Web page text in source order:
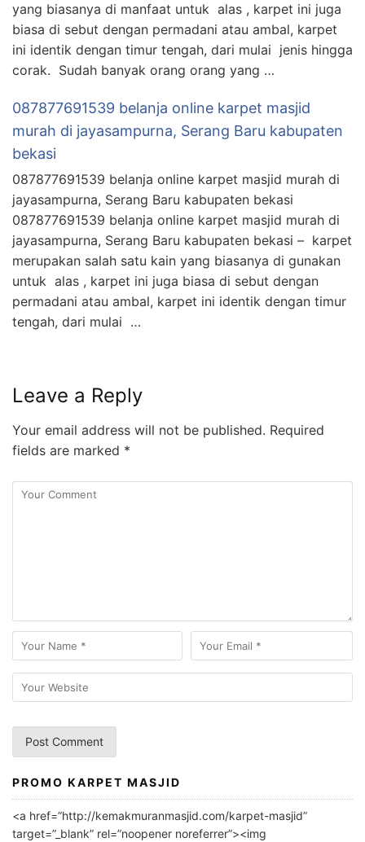
yang biasanya di manfaat untuk alas , karpet ini juga
biasa di sebut dengan permadani atau ambal, karpet
ini identik dengan timur tengah, dari mulai jenis hingga
corak. Sudah banyak orang orang yang …
087877691539 belanja online karpet masjid
murah di jayasampurna, Serang Baru kabupaten
bekasi
087877691539 belanja online karpet masjid murah di
jayasampurna, Serang Baru kabupaten bekasi
087877691539 belanja online karpet masjid murah di
jayasampurna, Serang Baru kabupaten bekasi – karpet
merupakan salah satu kain yang biasanya di gunakan
untuk alas , karpet ini juga biasa di sebut dengan
permadani atau ambal, karpet ini identik dengan timur
tengah, dari mulai …
Leave a Reply
Your email address will not be published. Required
fields are marked *
A
l
PROMO KARPET MASJID
<a href=”http://kemakmuranmasjid.com/karpet-masjid”
target=”_blank” rel=”noopener noreferrer”><img